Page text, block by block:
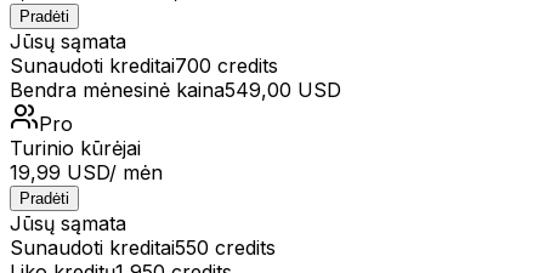
Pradėti
Jūsų sąmata
Sunaudoti kreditai700 credits
Bendra mėnesinė kaina549,00 USD
Pro
Turinio kūrėjai
19,99 USD/ mėn
Pradėti
Jūsų sąmata
Sunaudoti kreditai550 credits